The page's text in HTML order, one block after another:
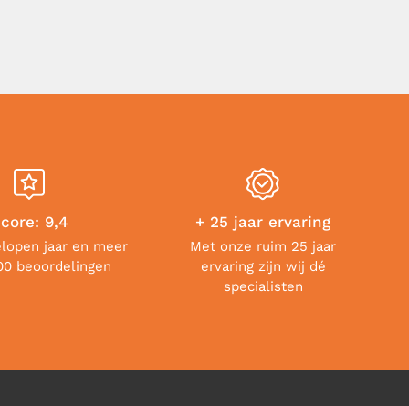
9,4
jaar en meer
beoordelingen
+ 25 jaar ervaring
Met onze ruim 25 jaar
ervaring zijn wij dé
specialisten